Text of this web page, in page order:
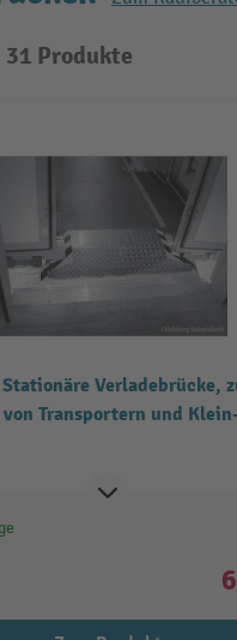
Produkte
Stationäre Verladebrücke,
Transportern und